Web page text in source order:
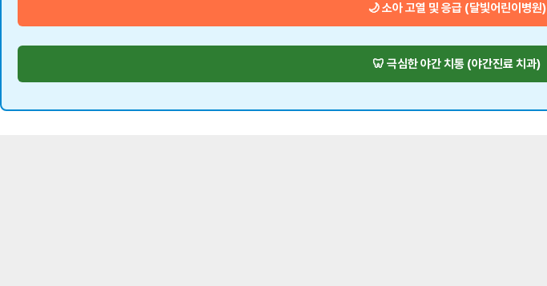
🌙 소아 고열 및 응급 (달빛어린이병원)
🦷 극심한 야간 치통 (야간진료 치과)